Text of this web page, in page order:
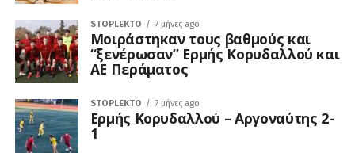
STOPLEKTO 7 μήνες ago
Μοιράστηκαν τους βαθμούς και
“ξενέρωσαν” Ερμής Κορυδαλλού και
ΑΕ Περάματος
STOPLEKTO 7 μήνες ago
Ερμής Κορυδαλλού – Αργοναύτης 2-
1